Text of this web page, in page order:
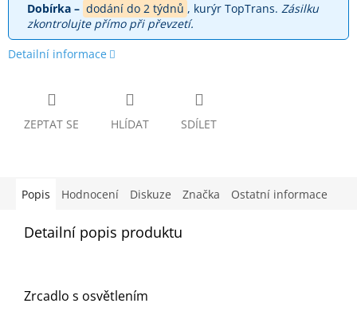
Dobírka – dodání do 2 týdnů , kurýr TopTrans. Zásilku
zkontrolujte přímo při převzetí.
Detailní informace
ZEPTAT SE HLÍDAT SDÍLET
Popis Hodnocení Diskuze Značka Ostatní informace
Detailní popis produktu
Zrcadlo s osvětlením